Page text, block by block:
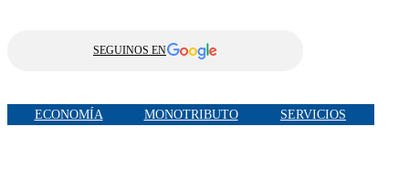
SEGUINOS EN
ECONOMÍA MONOTRIBUTO SERVICIOS